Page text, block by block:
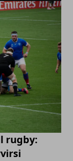
rugby: